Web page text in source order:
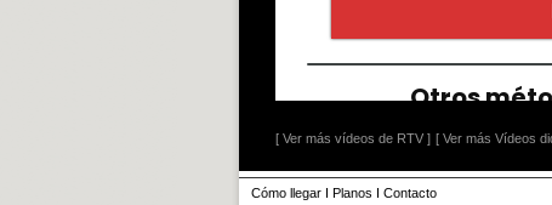
[ Ver más vídeos de RTV ] [ Ver más Vídeos
Cómo llegar I Planos I Contacto